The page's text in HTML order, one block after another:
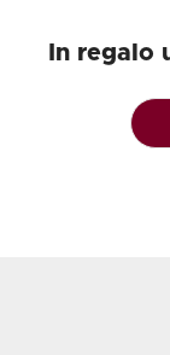
In regalo